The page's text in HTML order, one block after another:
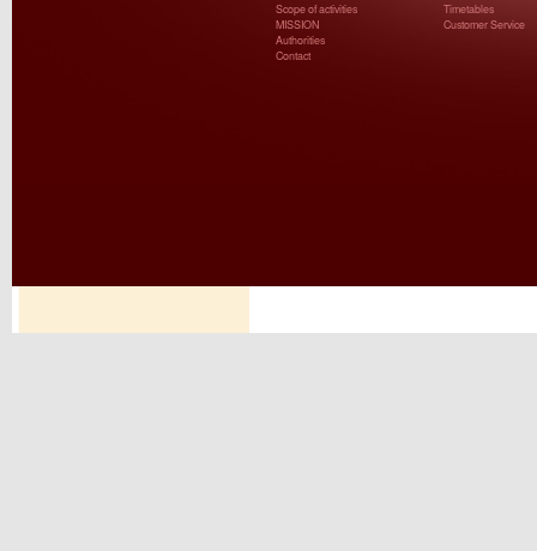
Scope of activities
MISSION
Authorities
Contact
Timetables
Customer Service